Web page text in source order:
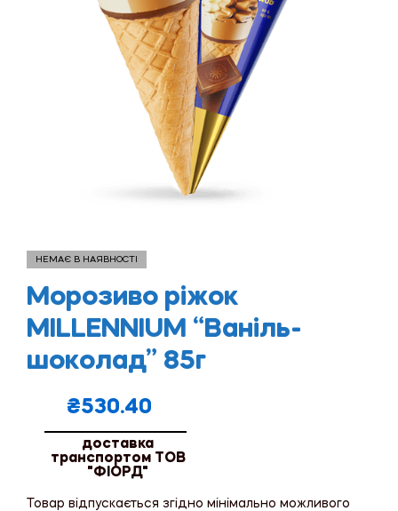
НЕМАЄ В НАЯВНОСТІ
Морозиво ріжок
MILLENNIUM “Ваніль-
шоколад” 85г
₴530.40
доставка
транспортом ТОВ
"ФІОРД"
Товар відпускається згідно мінімально можливого